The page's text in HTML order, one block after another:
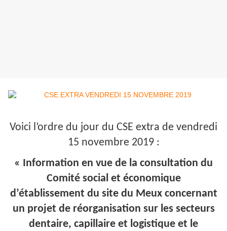
Voici l’ordre du jour du CSE extra de vendredi
15 novembre 2019 :
« Information en vue de la consultation du
Comité social et économique
d’établissement du site du Meux concernant
un projet de réorganisation sur les secteurs
dentaire, capillaire et logistique et le